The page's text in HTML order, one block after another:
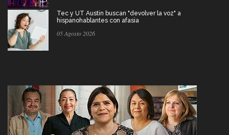
Tec y UT Austin buscan "devolver la voz" a
hispanohablantes con afasia
05 Agosto 2026